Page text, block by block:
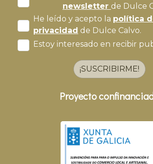
newsletter de Dulce
He leído y acepto la política
privacidad de Dulce Calvo.
Estoy interesado en recibir
¡SUSCRIBIRME!
Proyecto